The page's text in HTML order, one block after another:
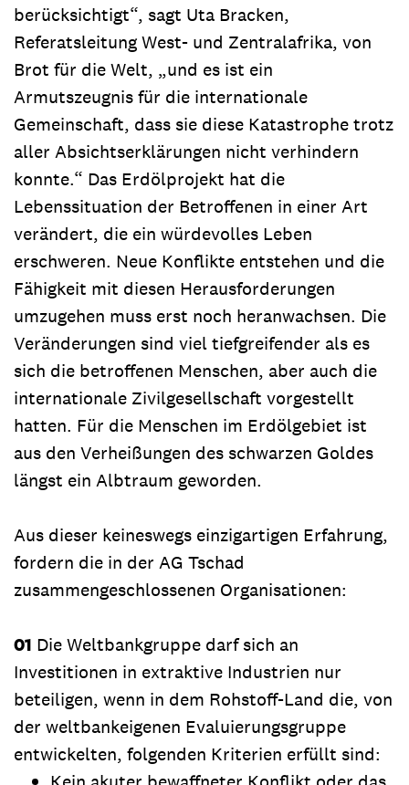
berücksichtigt“, sagt Uta Bracken,
Referatsleitung West- und Zentralafrika, von
Brot für die Welt, „und es ist ein
Armutszeugnis für die internationale
Gemeinschaft, dass sie diese Katastrophe trotz
aller Absichtserklärungen nicht verhindern
konnte.“ Das Erdölprojekt hat die
Lebenssituation der Betroffenen in einer Art
verändert, die ein würdevolles Leben
erschweren. Neue Konflikte entstehen und die
Fähigkeit mit diesen Herausforderungen
umzugehen muss erst noch heranwachsen. Die
Veränderungen sind viel tiefgreifender als es
sich die betroffenen Menschen, aber auch die
internationale Zivilgesellschaft vorgestellt
hatten. Für die Menschen im Erdölgebiet ist
aus den Verheißungen des schwarzen Goldes
längst ein Albtraum geworden.
Aus dieser keineswegs einzigartigen Erfahrung,
fordern die in der AG Tschad
zusammengeschlossenen Organisationen:
01 Die Weltbankgruppe darf sich an
Investitionen in extraktive Industrien nur
beteiligen, wenn in dem Rohstoff-Land die, von
der weltbankeigenen Evaluierungsgruppe
entwickelten, folgenden Kriterien erfüllt sind: